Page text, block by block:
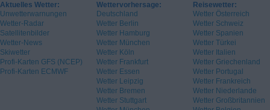
Aktuelles Wetter:
Unwetterwarnungen
Wetter-Radar
Satellitenbilder
Wetter-News
Skiwetter
Profi-Karten GFS (NCEP)
Profi-Karten ECMWF
Wettervorhersage:
Deutschland
Wetter Berlin
Wetter Hamburg
Wetter München
Wetter Köln
Wetter Frankfurt
Wetter Essen
Wetter Leipzig
Wetter Bremen
Wetter Stuttgart
Reisewetter:
Wetter Österreich
Wetter Schweiz
Wetter Spanien
Wetter Türkei
Wetter Italien
Wetter Griechenland
Wetter Portugal
Wetter Frankreich
Wetter Niederlande
Wetter Großbritannien